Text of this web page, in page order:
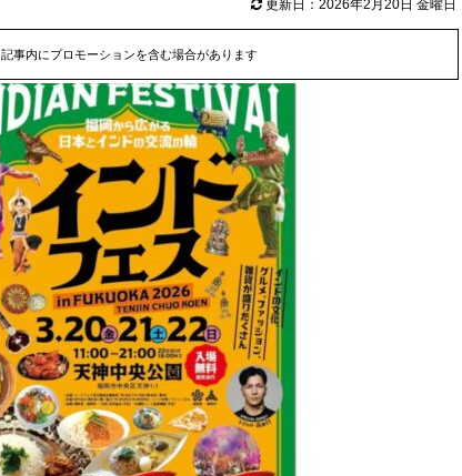
更新日：2026年2月20日 金曜日
記事内にプロモーションを含む場合があります